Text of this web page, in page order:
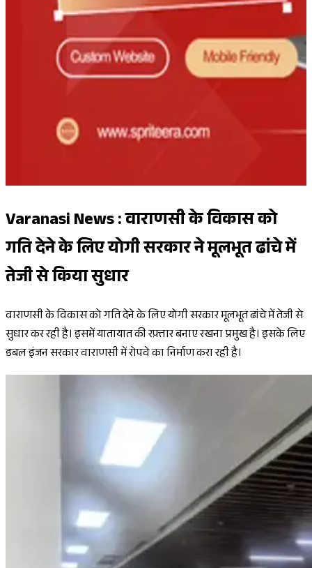
Varanasi News : वाराणसी के विकास को
गति देने के लिए योगी सरकार ने मूलभूत ढांचे में
तेजी से किया सुधार
वाराणसी के विकास को गति देने के लिए योगी सरकार मूलभूत ढांचे में तेजी से
सुधार कर रही है। इसमें यातायात की रफ़्तार बनाए रखना प्रमुख है। इसके लिए
डबल इंजन सरकार वाराणसी में रोपवे का निर्माण करा रही है।